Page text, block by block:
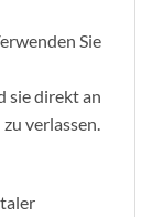
Sie
sie direkt an
verlassen.